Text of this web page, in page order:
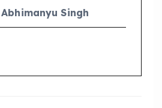
Abhimanyu Singh